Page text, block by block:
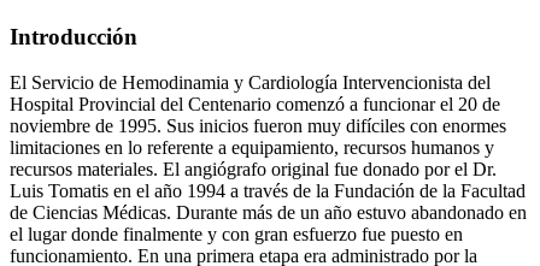
Introducción
El Servicio de Hemodinamia y Cardiología Intervencionista del
Hospital Provincial del Centenario comenzó a funcionar el 20 de
noviembre de 1995. Sus inicios fueron muy difíciles con enormes
limitaciones en lo referente a equipamiento, recursos humanos y
recursos materiales. El angiógrafo original fue donado por el Dr.
Luis Tomatis en el año 1994 a través de la Fundación de la Facultad
de Ciencias Médicas. Durante más de un año estuvo abandonado en
el lugar donde finalmente y con gran esfuerzo fue puesto en
funcionamiento. En una primera etapa era administrado por la